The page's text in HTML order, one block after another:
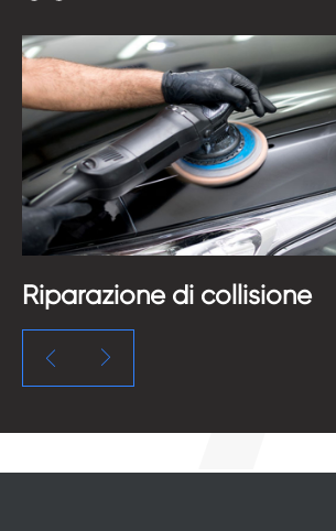
Riparazione di collisione
 